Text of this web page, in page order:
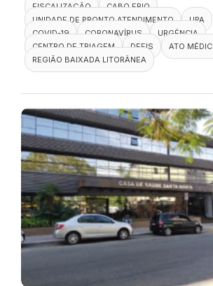
FISCALIZAÇÃO
CABO FRIO
UNIDADE DE PRONTO ATENDIMENTO
UPA
COVID-19
CORONAVÍRUS
URGÊNCIA
CENTRO DE TRIAGEM
DEFIS
ATO
REGIÃO BAIXADA LITORÂNEA